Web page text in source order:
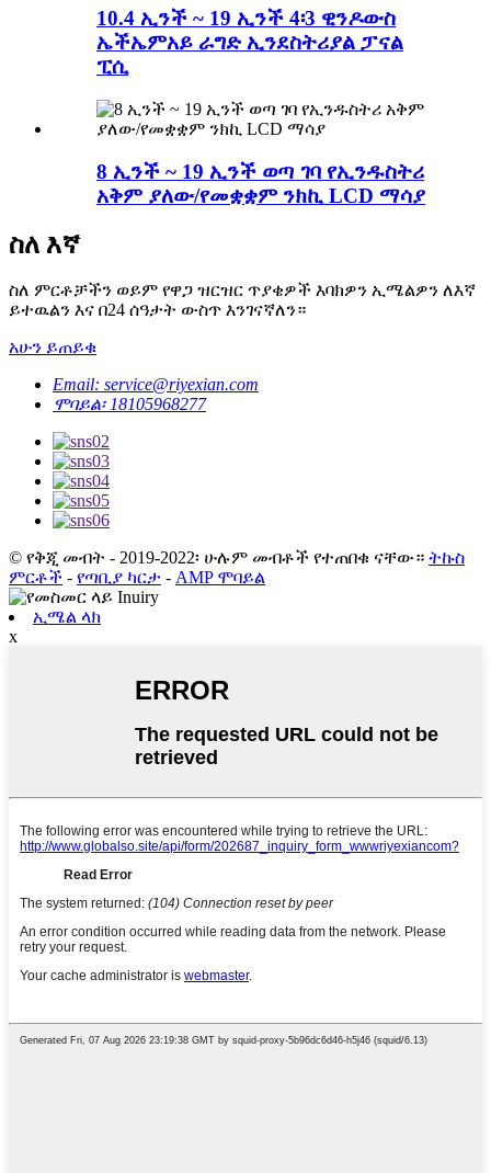
10.4 ኢንች ~ 19 ኢንች 4፡3 ዊንዶውስ
ኤችኤምአይ ራግድ ኢንደስትሪያል ፓናል
ፒሲ
8 ኢንች ~ 19 ኢንች ወጣ ገባ የኢንዱስትሪ
አቅም ያለው/የመቋቋም ንክኪ LCD ማሳያ
ስለ እኛ
ስለ ምርቶቻችን ወይም የዋጋ ዝርዝር ጥያቄዎች እባክዎን ኢሜልዎን ለእኛ
ይተዉልን እና በ24 ሰዓታት ውስጥ እንገናኛለን።
አሁን ይጠይቁ
Email: service@riyexian.com
ሞባይል፡ 18105968277
© የቅጂ መብት - 2019-2022፡ ሁሉም መብቶች የተጠበቁ ናቸው። ትኩስ
ምርቶች - የጣቢያ ካርታ - AMP ሞባይል
ኢሜል ላክ
x